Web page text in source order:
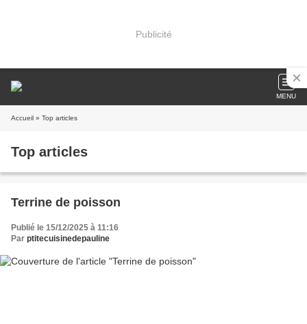
Publicité
MENU
Accueil » Top articles
Top articles
Terrine de poisson
Publié le 15/12/2025 à 11:16
Par ptitecuisinedepauline